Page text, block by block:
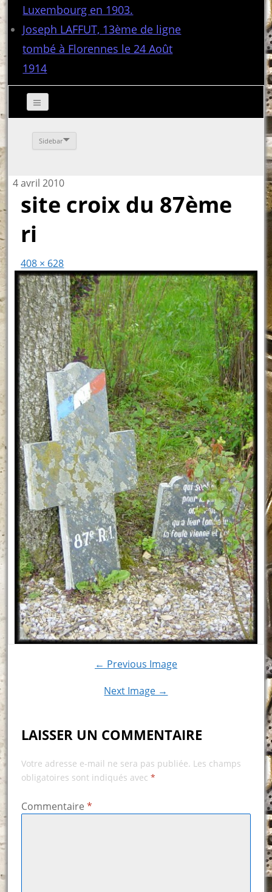
Luxembourg en 1903.
Joseph LAFFUT, 13ème de ligne
tombé à Florennes le 24 Août
1914
Sidebar
4 avril 2010
site croix du 87ème
ri
408 × 628
← Previous Image
Next Image →
LAISSER UN COMMENTAIRE
Votre adresse e-mail ne sera pas publiée. Les champs
obligatoires sont indiqués avec *
Commentaire *